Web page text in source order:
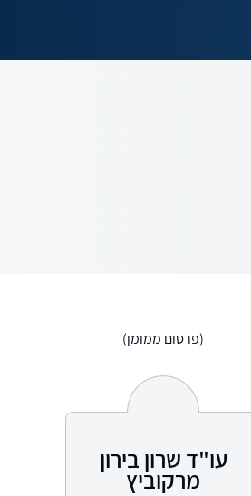
(פרסום ממומן)
עו"ד שרון בירון
מרקוביץ